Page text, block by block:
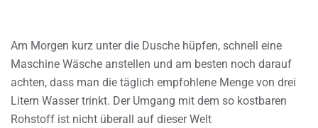
Am Morgen kurz unter die Dusche hüpfen, schnell eine
Maschine Wäsche anstellen und am besten noch darauf
achten, dass man die täglich empfohlene Menge von drei
Litern Wasser trinkt. Der Umgang mit dem so kostbaren
Rohstoff ist nicht überall auf dieser Welt